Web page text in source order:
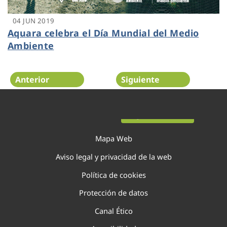
04 JUN 2019
Aquara celebra el Día Mundial del Medio
Ambiente
Anterior Siguiente
Mapa Web
Aviso legal y privacidad de la web
Política de cookies
Protección de datos
Canal Ético